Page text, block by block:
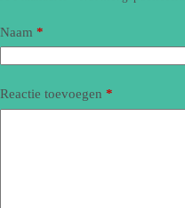
Naam *
Reactie toevoegen *